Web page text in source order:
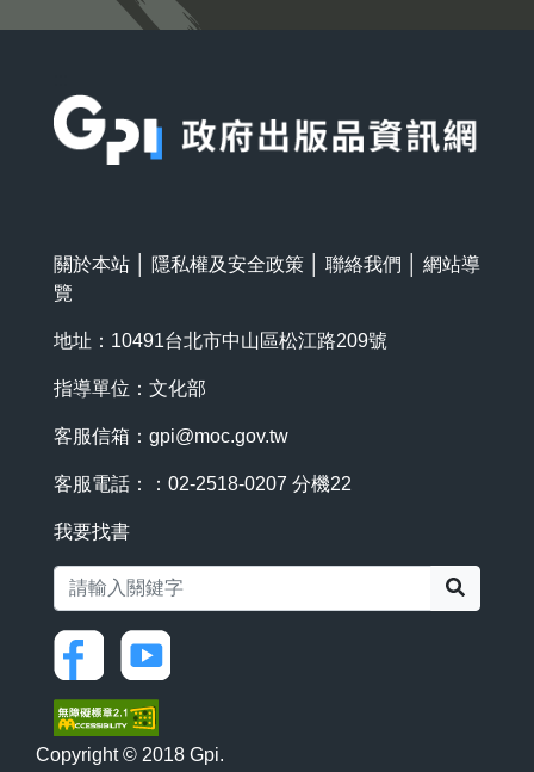
關於本站 隱私權及安全政策 聯絡我們
網站導
覽
地址：10491台北市中山區松江路209號
指導單位：文化部
客服信箱： gpi@moc.gov.tw
客服電話：：02-2518-0207 分機22
我要找書
Copyright © 2018 Gpi.